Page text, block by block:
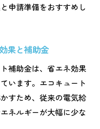
申請準備をおすすめし
果と補助金
補助金は、省エネ効果
います。エコキュート
すため、従来の電気給
ネルギーが大幅に少な